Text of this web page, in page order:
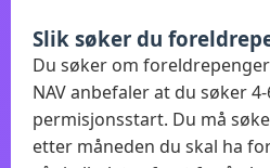
Slik søker du
Du søker om
NAV anbefaler at du søker
permisjonsstart. Du må
etter måneden du skal ha